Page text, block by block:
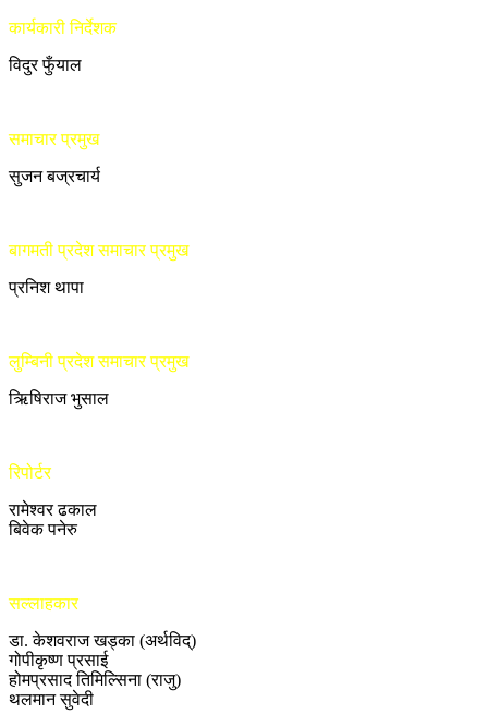
कार्यकारी निर्देशक
विदुर फुँयाल
समाचार प्रमुख
सुजन बज्रचार्य
बागमती प्रदेश समाचार प्रमुख
प्रनिश थापा
लुम्बिनी प्रदेश समाचार प्रमुख
ऋिषिराज भुसाल
रिपोर्टर
रामेश्वर ढकाल
बिवेक पनेरु
सल्लाहकार
डा. केशवराज खड्का (अर्थविद्)
गोपीकृष्ण प्रसाई
होमप्रसाद तिमिल्सिना (राजु)
थलमान सुवेदी